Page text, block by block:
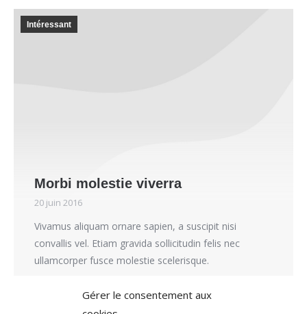
Gérer le consentement aux
Intéressant
Morbi molestie viverra
20 juin 2016
Vivamus aliquam ornare sapien, a suscipit nisi
convallis vel. Etiam gravida sollicitudin felis nec
ullamcorper fusce molestie scelerisque.